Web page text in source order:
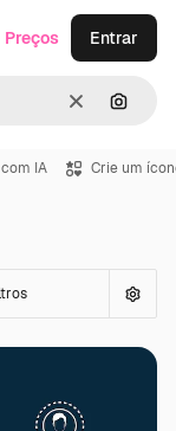
Limpar
Preços Entrar
IA Crie um